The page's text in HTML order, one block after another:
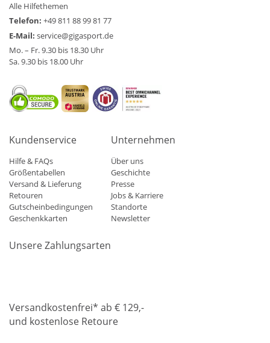
Alle Hilfethemen
Telefon: +49 811 88 99 81 77
E-Mail: service@gigasport.de
Mo. – Fr. 9.30 bis 18.30 Uhr
Sa. 9.30 bis 18.00 Uhr
Kundenservice
Hilfe & FAQs
Größentabellen
Versand & Lieferung
Retouren
Gutscheinbedingungen
Geschenkkarten
Unternehmen
Über uns
Geschichte
Presse
Jobs & Karriere
Standorte
Newsletter
Unsere Zahlungsarten
Versandkostenfrei* ab € 129,-
und kostenlose Retoure